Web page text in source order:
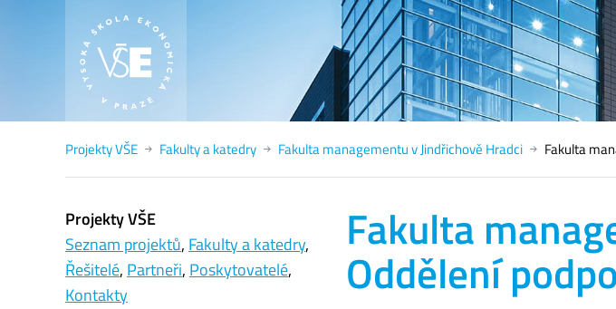
Projekty VŠE Fakulty a katedry Fakulta managementu v Jindřichově Hradci Fakulta
Fakulta
Oddělení
Projekty VŠE
Seznam projektů, Fakulty a katedry,
Řešitelé, Partneři, Poskytovatelé,
Kontakty